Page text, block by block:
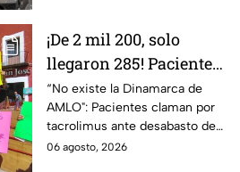
¡De 2 mil 200, solo
llegaron 285! Pacientes
claman por
medicamentos ante
desabasto en IMSS
Puebla
“No existe la Dinamarca de
AMLO": Pacientes claman por
tacrolimus ante desabasto de
medicamentos en hospital del
06 agosto, 2026